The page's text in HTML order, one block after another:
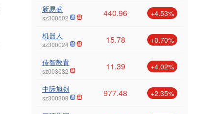
新易盛
sz300502 440.96 +4.53%
机器人
sz300024 15.78 +0.70%
传智教育
sz003032 11.39 +4.02%
中际旭创
sz300308 977.48 +2.35%